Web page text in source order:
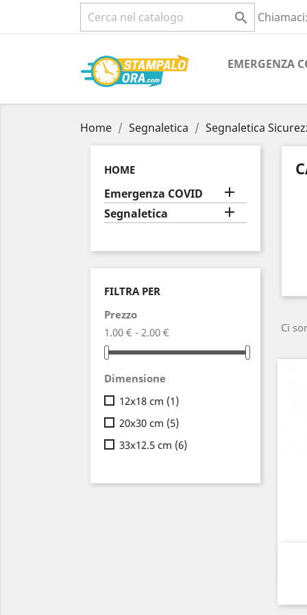

EMERGENZA
Home Segnaletica Segnaletica
HOME
Emergenza COVID 
Segnaletica 
FILTRA PER
Prezzo
1.00 € - 2.00 €
Dimensione
12x18 cm (1)
20x30 cm (5)
33x12.5 cm (6)
Ci